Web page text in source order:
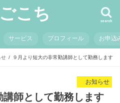
こち search
サービス プロフィール お申込
９月より短大の非常勤講師として勤務します
お知らせ
講師として勤務します